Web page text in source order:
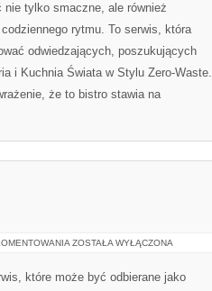
nie tylko smaczne, ale również
rytmu. To serwis, która
odwiedzających, poszukujących
i Kuchnia Świata w Stylu Zero-Waste.
że to bistro stawia na
STYL
ZDROWIE
ZOSTAŁA WYŁĄCZONA
które może być odbierane jako